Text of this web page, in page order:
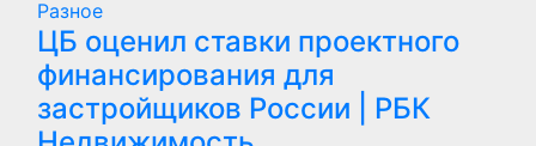
Разное
ЦБ оценил ставки проектного
финансирования для
застройщиков России | РБК